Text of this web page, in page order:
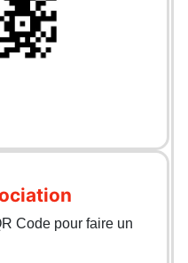
Code pour faire un